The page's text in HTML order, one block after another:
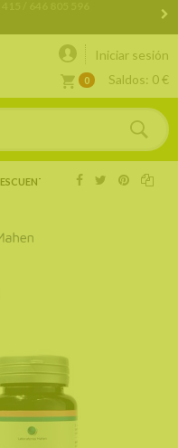
Iniciar sesión
0 Saldos: 0 €
MAHEN